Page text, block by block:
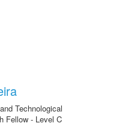
Technological
Fellow - Level C